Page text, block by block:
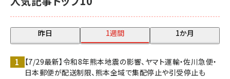
昨日 1週間 1か月
【7/29最新】令和8年熊本地震の影響、ヤマト運輸・佐川急便・
日本郵便が配送制限、熊本全域で集配停止や引受停止も